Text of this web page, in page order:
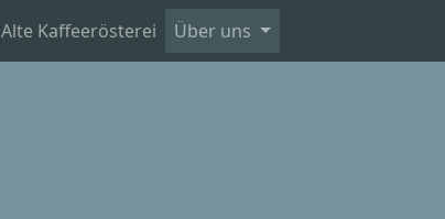
Alte Kaffeerösterei Über uns